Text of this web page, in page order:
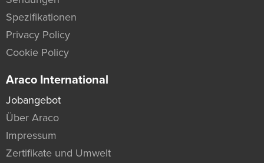
Spezifikationen
Privacy Policy
Cookie Policy
Araco International
Jobangebot
Über Araco
Impressum
Zertifikate und Umwelt